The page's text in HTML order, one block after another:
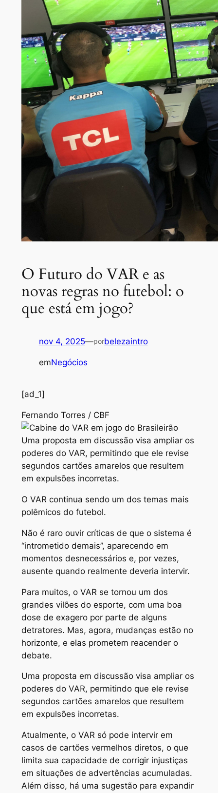
O Futuro do VAR e as
novas regras no futebol: o
que está em jogo?
nov 4, 2025—porbelezaintro
emNegócios
[ad_1]
Fernando Torres / CBF
Uma proposta em discussão visa ampliar os
poderes do VAR, permitindo que ele revise
segundos cartões amarelos que resultem
em expulsões incorretas.
O VAR continua sendo um dos temas mais
polêmicos do futebol.
Não é raro ouvir críticas de que o sistema é
“intrometido demais”, aparecendo em
momentos desnecessários e, por vezes,
ausente quando realmente deveria intervir.
Para muitos, o VAR se tornou um dos
grandes vilões do esporte, com uma boa
dose de exagero por parte de alguns
detratores. Mas, agora, mudanças estão no
horizonte, e elas prometem reacender o
debate.
Uma proposta em discussão visa ampliar os
poderes do VAR, permitindo que ele revise
segundos cartões amarelos que resultem
em expulsões incorretas.
Atualmente, o VAR só pode intervir em
casos de cartões vermelhos diretos, o que
limita sua capacidade de corrigir injustiças
em situações de advertências acumuladas.
Além disso, há uma sugestão para expandir